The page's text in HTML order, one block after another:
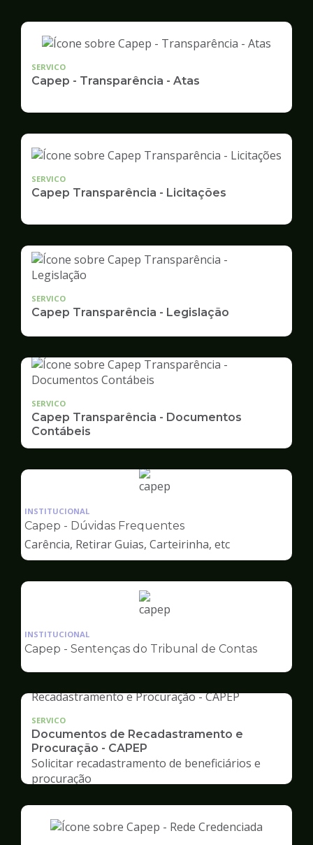
SERVICO
Capep - Transparência - Atas
SERVICO
Capep Transparência - Licitações
SERVICO
Capep Transparência - Legislação
SERVICO
Capep Transparência - Documentos
Contábeis
Ilustração
pagina
de
Capep
INSTITUCIONAL
Capep - Dúvidas Frequentes
Carência, Retirar Guias, Carteirinha, etc
Ilustração
pagina
Capep
INSTITUCIONAL
Capep - Sentenças do Tribunal de Contas
SERVICO
Documentos de Recadastramento e
Procuração - CAPEP
Solicitar recadastramento de beneficiários e
procuração